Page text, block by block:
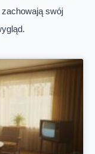
zachowają swój